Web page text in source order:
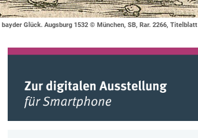
Glück. Augsburg 1532 © München, SB, Rar. 2266, Titelblatt